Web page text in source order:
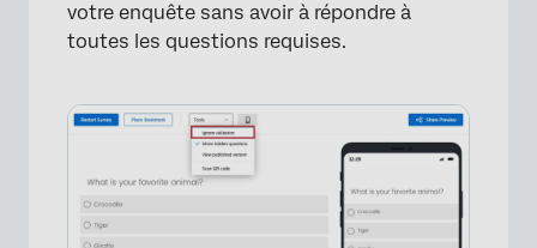
votre enquête sans avoir à répondre à
toutes les questions requises.